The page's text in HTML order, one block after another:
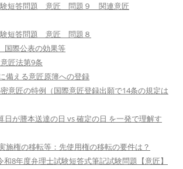
験短答問題 意匠 問題９ 関連意匠
験短答問題 意匠 問題８
際公表の効果等
匠法第9条
備える意匠原簿への登録
意匠の特例（国際意匠登録出願で14条の規定は
日が謄本送達の日 vs 確定の日 を一発で理解す
施権の移転等：先使用権の移転の要件は？
和8年度弁理士試験短答式筆記試験問題【意匠】